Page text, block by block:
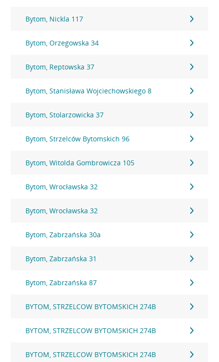
Bytom, Nickla 117
Bytom, Orzegowska 34
Bytom, Reptowska 37
Bytom, Stanisława Wojciechowskiego 8
Bytom, Stolarzowicka 37
Bytom, Strzelców Bytomskich 96
Bytom, Witolda Gombrowicza 105
Bytom, Wrocławska 32
Bytom, Wrocławska 32
Bytom, Zabrzańska 30a
Bytom, Zabrzańska 31
Bytom, Zabrzańska 87
BYTOM, STRZELCOW BYTOMSKICH 274B
BYTOM, STRZELCOW BYTOMSKICH 274B
BYTOM, STRZELCOW BYTOMSKICH 274B